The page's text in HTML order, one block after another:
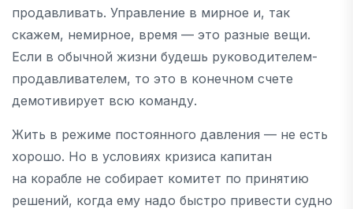
продавливать. Управление в мирное и, так
скажем, немирное, время — это разные вещи.
Если в обычной жизни будешь руководителем-
продавливателем, то это в конечном счете
демотивирует всю команду.
Жить в режиме постоянного давления — не есть
хорошо. Но в условиях кризиса капитан
на корабле не собирает комитет по принятию
решений, когда ему надо быстро привести судно